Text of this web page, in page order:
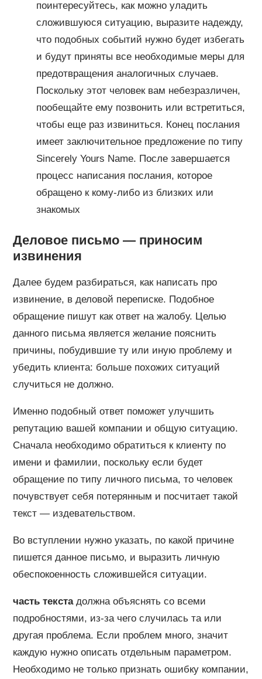
поинтересуйтесь, как можно уладить
сложившуюся ситуацию, выразите надежду,
что подобных событий нужно будет избегать
и будут приняты все необходимые меры для
предотвращения аналогичных случаев.
Поскольку этот человек вам небезразличен,
пообещайте ему позвонить или встретиться,
чтобы еще раз извиниться. Конец послания
имеет заключительное предложение по типу
Sincerely Yours Name. После завершается
процесс написания послания, которое
обращено к кому-либо из близких или
знакомых
Деловое письмо — приносим
извинения
Далее будем разбираться, как написать про
извинение, в деловой переписке. Подобное
обращение пишут как ответ на жалобу. Целью
данного письма является желание пояснить
причины, побудившие ту или иную проблему и
убедить клиента: больше похожих ситуаций
случиться не должно.
Именно подобный ответ поможет улучшить
репутацию вашей компании и общую ситуацию.
Сначала необходимо обратиться к клиенту по
имени и фамилии, поскольку если будет
обращение по типу личного письма, то человек
почувствует себя потерянным и посчитает такой
текст — издевательством.
Во вступлении нужно указать, по какой причине
пишется данное письмо, и выразить личную
обеспокоенность сложившейся ситуации.
часть текстадолжна объяснять со всеми
подробностями, из-за чего случилась та или
другая проблема. Если проблем много, значит
каждую нужно описать отдельным параметром.
Необходимо не только признать ошибку компании,